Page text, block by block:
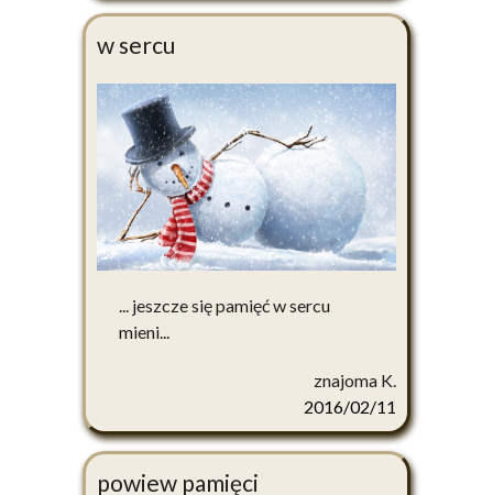
w sercu
... jeszcze się pamięć w sercu
mieni...
znajoma K.
2016/02/11
powiew pamięci